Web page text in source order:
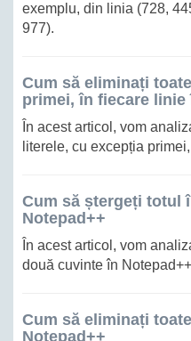
exemplu, din linia (728,
977).
Cum să eliminați
primei, în fiecare linie
În acest articol, vom
literele, cu excepția
Cum să ștergeți totul
Notepad++
În acest articol, vom
două cuvinte în
Cum să eliminați
Notepad++